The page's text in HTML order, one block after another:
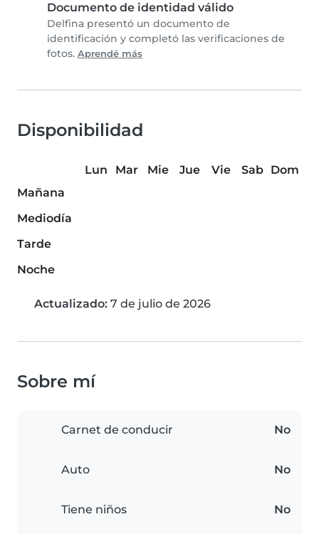
Documento de identidad válido
Delfina presentó un documento de
identificación y completó las verificaciones de
fotos. Aprendé más
Disponibilidad
Lun Mar Mie Jue Vie Sab
Dom
Mañana
Mediodía
Tarde
Noche
Actualizado: 7 de julio de 2026
Sobre mí
Carnet de conducir No
Auto No
Tiene niños No